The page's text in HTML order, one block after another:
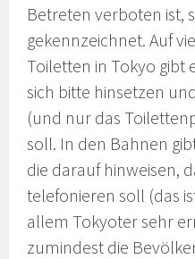
Betreten verboten ist,
gekennzeichnet. Auf
Toiletten in Tokyo gibt
sich bitte hinsetzen
(und nur das
soll. In den Bahnen
die darauf hinweisen,
telefonieren soll (das
allem Tokyoter sehr
zumindest die